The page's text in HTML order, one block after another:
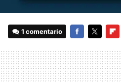
1 comentario